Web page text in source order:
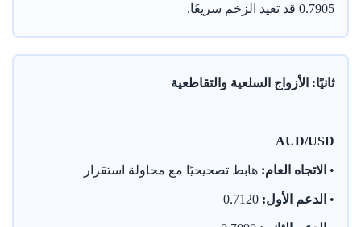
0.7905 قد تعيد الزخم سريعًا.
ثانيًا: الأزواج السلعية والتقاطعية
AUD/USD
• الاتجاه العام: هابط تصحيحيًا مع محاولة استقرار
• الدعم الأول: